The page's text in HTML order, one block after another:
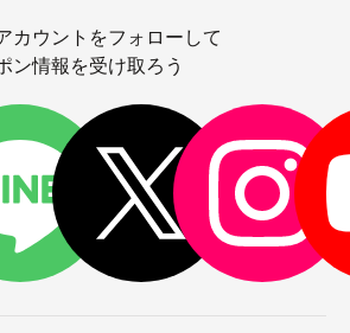
カウントをフォローして
ン情報を受け取ろう